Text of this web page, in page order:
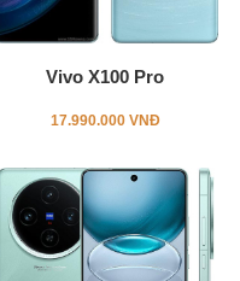
Vivo X100 Pro
17.990.000 VNĐ